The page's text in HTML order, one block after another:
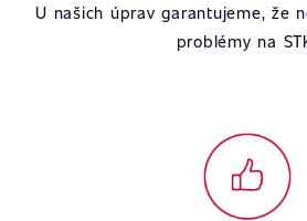
U našich úprav garantujeme, že
problémy na